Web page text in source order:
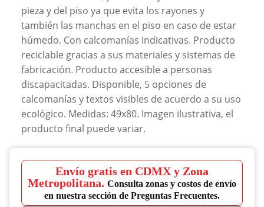
pieza y del piso ya que evita los rayones y
también las manchas en el piso en caso de estar
húmedo. Con calcomanías indicativas. Producto
reciclable gracias a sus materiales y sistemas de
fabricación. Producto accesible a personas
discapacitadas. Disponible, 5 opciones de
calcomanías y textos visibles de acuerdo a su uso
ecológico. Medidas: 49x80. Imagen ilustrativa, el
producto final puede variar.
Envío gratis en CDMX y Zona
Metropolitana. Consulta zonas y costos de envío
en nuestra sección de Preguntas Frecuentes.